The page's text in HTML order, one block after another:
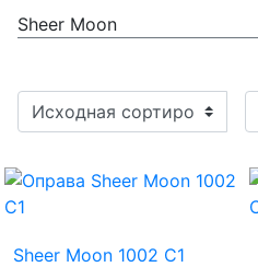
Sheer Moon
Sheer Moon 1002 C1